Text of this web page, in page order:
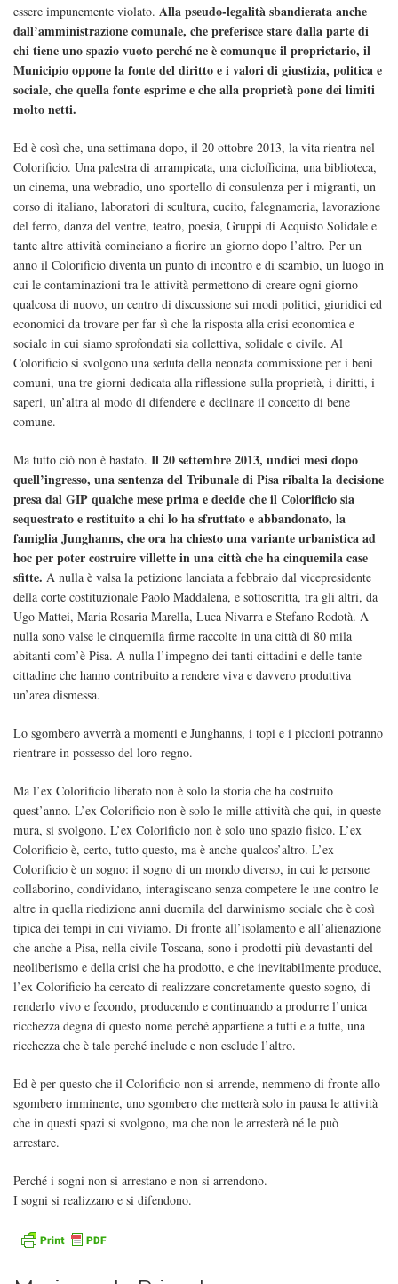
essere impunemente violato. Alla pseudo-legalità sbandierata anche
dall’amministrazione comunale, che preferisce stare dalla parte di
chi tiene uno spazio vuoto perché ne è comunque il proprietario, il
Municipio oppone la fonte del diritto e i valori di giustizia, politica e
sociale, che quella fonte esprime e che alla proprietà pone dei limiti
molto netti.
Ed è così che, una settimana dopo, il 20 ottobre 2013, la vita rientra nel
Colorificio. Una palestra di arrampicata, una ciclofficina, una biblioteca,
un cinema, una webradio, uno sportello di consulenza per i migranti, un
corso di italiano, laboratori di scultura, cucito, falegnameria, lavorazione
del ferro, danza del ventre, teatro, poesia, Gruppi di Acquisto Solidale e
tante altre attività cominciano a fiorire un giorno dopo l’altro. Per un
anno il Colorificio diventa un punto di incontro e di scambio, un luogo in
cui le contaminazioni tra le attività permettono di creare ogni giorno
qualcosa di nuovo, un centro di discussione sui modi politici, giuridici ed
economici da trovare per far sì che la risposta alla crisi economica e
sociale in cui siamo sprofondati sia collettiva, solidale e civile. Al
Colorificio si svolgono una seduta della neonata commissione per i beni
comuni, una tre giorni dedicata alla riflessione sulla proprietà, i diritti, i
saperi, un’altra al modo di difendere e declinare il concetto di bene
comune.
Ma tutto ciò non è bastato. Il 20 settembre 2013, undici mesi dopo
quell’ingresso, una sentenza del Tribunale di Pisa ribalta la decisione
presa dal GIP qualche mese prima e decide che il Colorificio sia
sequestrato e restituito a chi lo ha sfruttato e abbandonato, la
famiglia Junghanns, che ora ha chiesto una variante urbanistica ad
hoc per poter costruire villette in una città che ha cinquemila case
sfitte. A nulla è valsa la petizione lanciata a febbraio dal vicepresidente
della corte costituzionale Paolo Maddalena, e sottoscritta, tra gli altri, da
Ugo Mattei, Maria Rosaria Marella, Luca Nivarra e Stefano Rodotà. A
nulla sono valse le cinquemila firme raccolte in una città di 80 mila
abitanti com’è Pisa. A nulla l’impegno dei tanti cittadini e delle tante
cittadine che hanno contribuito a rendere viva e davvero produttiva
un’area dismessa.
Lo sgombero avverrà a momenti e Junghanns, i topi e i piccioni potranno
rientrare in possesso del loro regno.
Ma l’ex Colorificio liberato non è solo la storia che ha costruito
quest’anno. L’ex Colorificio non è solo le mille attività che qui, in queste
mura, si svolgono. L’ex Colorificio non è solo uno spazio fisico. L’ex
Colorificio è, certo, tutto questo, ma è anche qualcos’altro. L’ex
Colorificio è un sogno: il sogno di un mondo diverso, in cui le persone
collaborino, condividano, interagiscano senza competere le une contro le
altre in quella riedizione anni duemila del darwinismo sociale che è così
tipica dei tempi in cui viviamo. Di fronte all’isolamento e all’alienazione
che anche a Pisa, nella civile Toscana, sono i prodotti più devastanti del
neoliberismo e della crisi che ha prodotto, e che inevitabilmente produce,
l’ex Colorificio ha cercato di realizzare concretamente questo sogno, di
renderlo vivo e fecondo, producendo e continuando a produrre l’unica
ricchezza degna di questo nome perché appartiene a tutti e a tutte, una
ricchezza che è tale perché include e non esclude l’altro.
Ed è per questo che il Colorificio non si arrende, nemmeno di fronte allo
sgombero imminente, uno sgombero che metterà solo in pausa le attività
che in questi spazi si svolgono, ma che non le arresterà né le può
arrestare.
Perché i sogni non si arrestano e non si arrendono.
I sogni si realizzano e si difendono.